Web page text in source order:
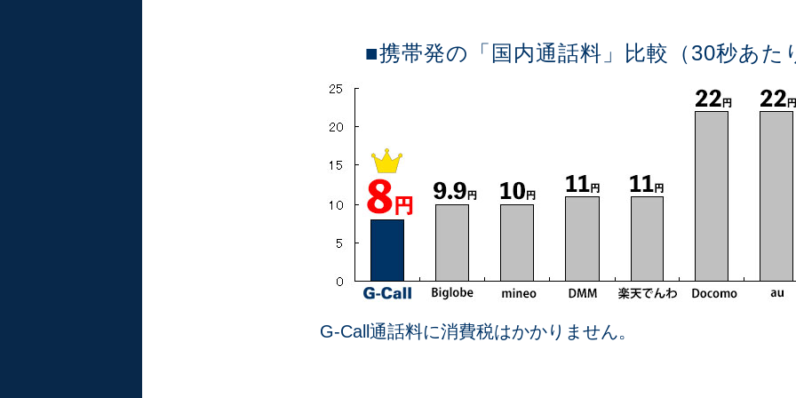
■携帯発の「国内通話料」比較（30秒あた
G-Call通話料に消費税はかかりません。